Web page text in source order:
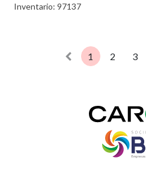
Inventario: 97137
1 2 3